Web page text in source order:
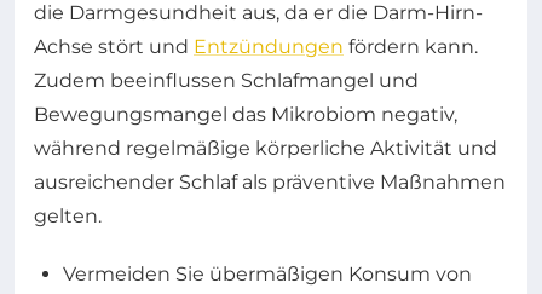
die Darmgesundheit aus, da er die Darm-Hirn-
Achse stört und Entzündungen fördern kann.
Zudem beeinflussen Schlafmangel und
Bewegungsmangel das Mikrobiom negativ,
während regelmäßige körperliche Aktivität und
ausreichender Schlaf als präventive Maßnahmen
gelten.
Vermeiden Sie übermäßigen Konsum von